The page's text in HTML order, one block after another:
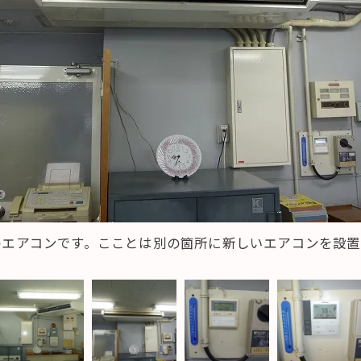
アコンです。こことは別の箇所に新しいエアコンを設